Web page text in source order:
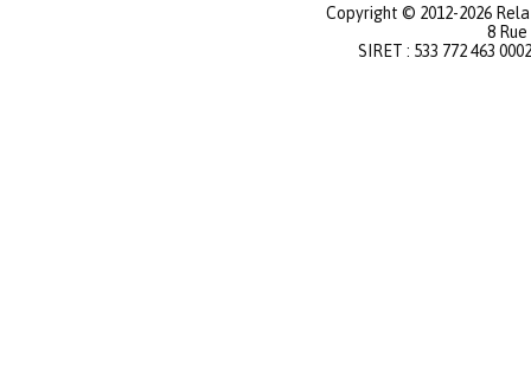
Copyright © 2012-2026
8
SIRET : 533 772 463